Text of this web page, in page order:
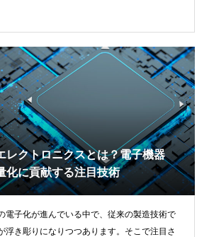
レクトロニクスとは？電子機器
化に貢献する注目技術
電子化が進んでいる中で、従来の製造技術で
浮き彫りになりつつあります。そこで注目さ